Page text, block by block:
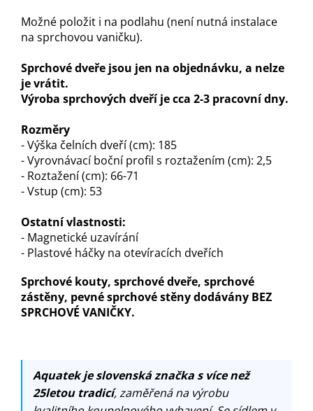
Možné položit i na podlahu (není nutná instalace
na sprchovou vaničku).
Sprchové dveře jsou jen na objednávku, a nelze
je vrátit.
Výroba sprchových dveří je cca 2-3 pracovní dny.
Rozměry
- Výška čelních dveří (cm): 185
- Vyrovnávací boční profil s roztažením (cm): 2,5
- Roztažení (cm): 66-71
- Vstup (cm): 53
Ostatní vlastnosti:
- Magnetické uzavírání
- Plastové háčky na otevíracích dveřích
Sprchové kouty, sprchové dveře, sprchové
zástěny, pevné sprchové stěny dodávány BEZ
SPRCHOVÉ VANIČKY.
Aquatek je slovenská značka s více než
25letou tradicí, zaměřená na výrobu